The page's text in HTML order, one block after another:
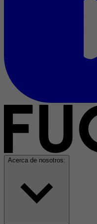
Acerca de nosotros: